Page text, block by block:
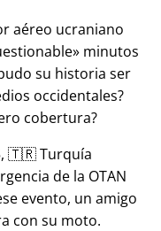
aéreo ucraniano
minutos
su historia ser
occidentales?
cobertura?
🇹🇷 Turquía
de la OTAN
evento, un amigo
con su moto.